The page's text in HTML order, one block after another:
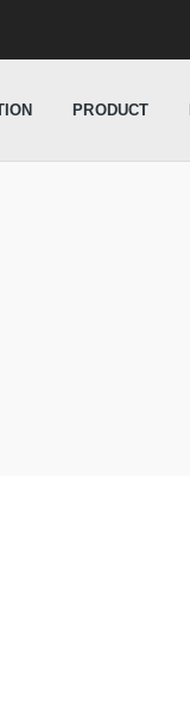
PRODUCT